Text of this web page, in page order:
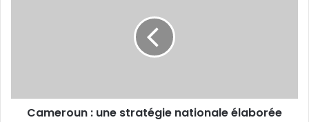
Cameroun : une stratégie nationale élaborée